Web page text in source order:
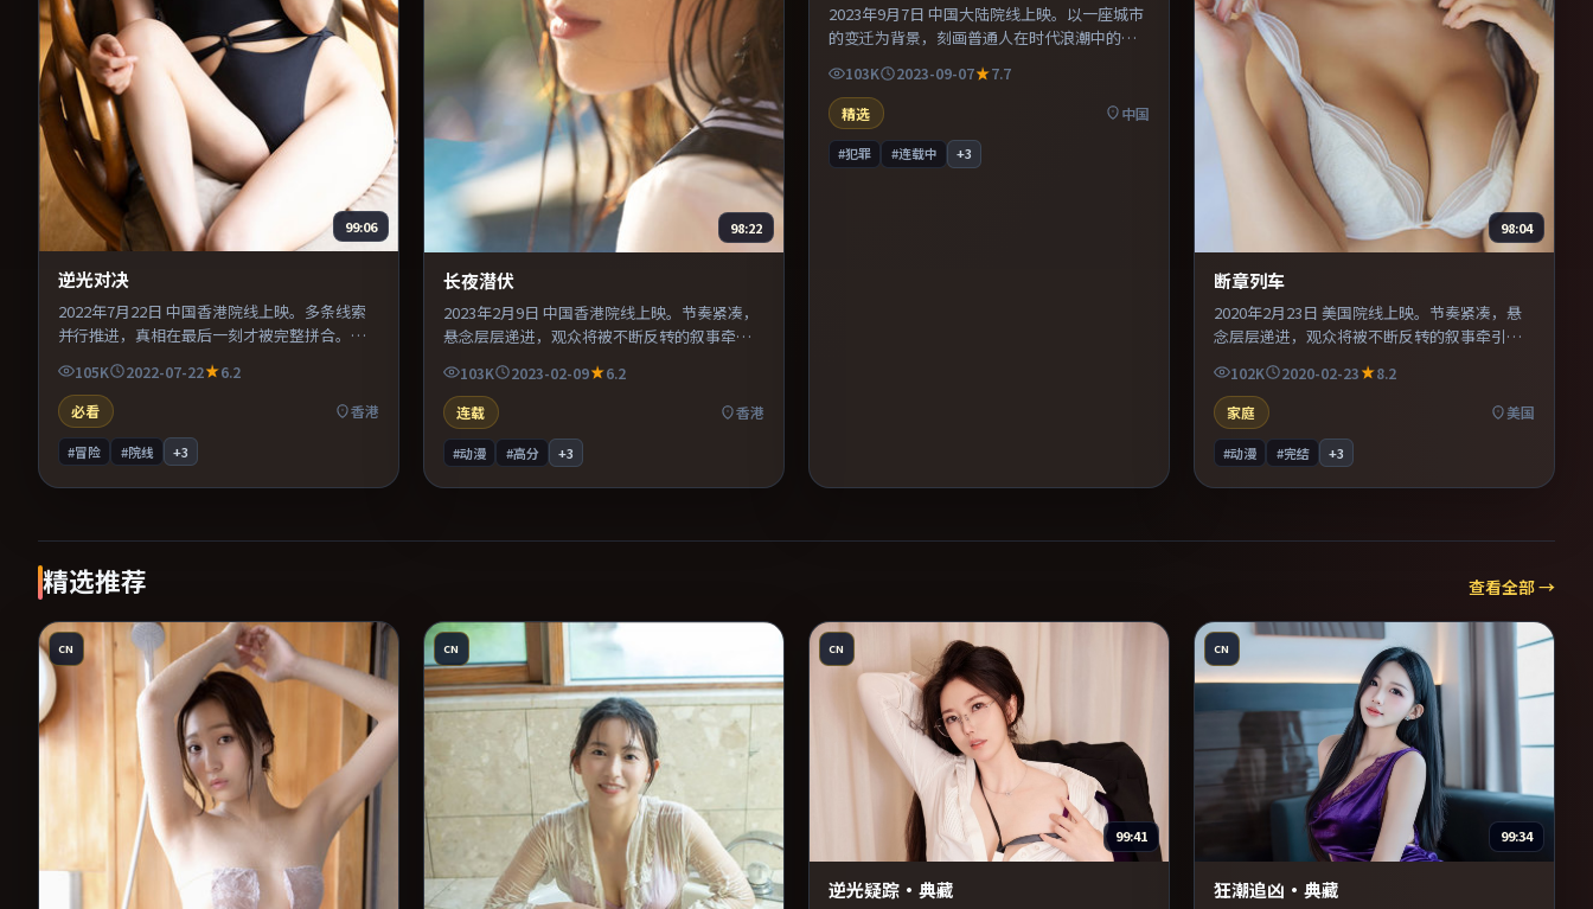
99:06
逆光对决
2022年7月22日 中国香港院线上映。多条线索
并行推进，真相在最后一刻才被完整拼合。配
乐与声场设计突出环境质感，使观众更易沉浸
其中。推荐给偏爱群像戏与命运母题的影迷。
105K 2022-07-22
6.2
必看
香港
#冒险 #院线 +3
98:22
长夜潜伏
2023年2月9日 中国香港院线上映。节奏紧凑，
悬念层层递进，观众将被不断反转的叙事牵
引。导演在镜头语言上大胆实验，长镜头与特
写交替强化压迫感。既有类型片爽感，也保留
作者表达，口碑潜力不俗。
103K 2023-02-09
6.2
连载
香港
#动漫 #高分 +3
2023年9月7日 中国大陆院线上映。以一座城市
的变迁为背景，刻画普通人在时代浪潮中的抉
择。配乐与声场设计突出环境质感，使观众更
易沉浸其中。既有类型片爽感，也保留作者表
达，口碑潜力不俗。
103K 2023-09-07
7.7
精选
中国
#犯罪 #连载中 +3
98:04
断章列车
2020年2月23日 美国院线上映。节奏紧凑，悬
念层层递进，观众将被不断反转的叙事牵引。
剪辑利落，信息密度高，适合喜欢烧脑与推理
的观众。既有类型片爽感，也保留作者表达，
口碑潜力不俗。
102K 2020-02-23
8.2
家庭
美国
#动漫 #完结 +3
精选推荐 查看全部 →
CN CN CN
99:41
逆光疑踪·典藏
CN
99:34
狂潮追凶·典藏